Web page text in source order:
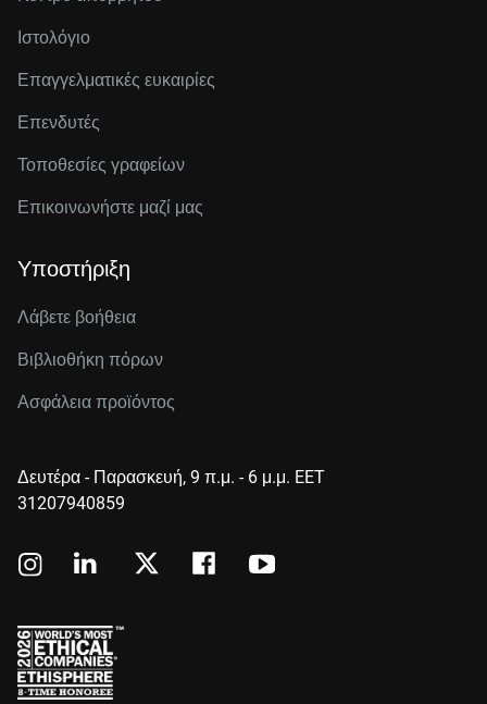
Ιστολόγιο
Επαγγελματικές ευκαιρίες
Επενδυτές
Τοποθεσίες γραφείων
Επικοινωνήστε μαζί μας
Υποστήριξη
Λάβετε βοήθεια
Βιβλιοθήκη πόρων
Ασφάλεια προϊόντος
Δευτέρα - Παρασκευή, 9 π.μ. - 6 μ.μ. EET
31207940859